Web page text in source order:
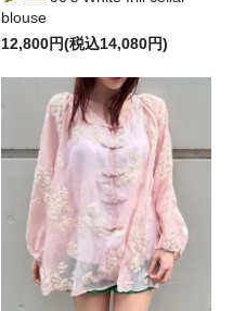
blouse
12,800円(税込14,080円)